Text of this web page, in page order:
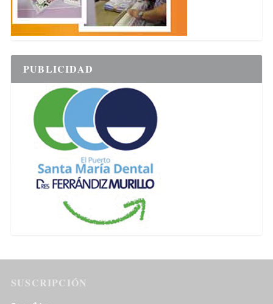
PUBLICIDAD
SUSCRIPCIÓN